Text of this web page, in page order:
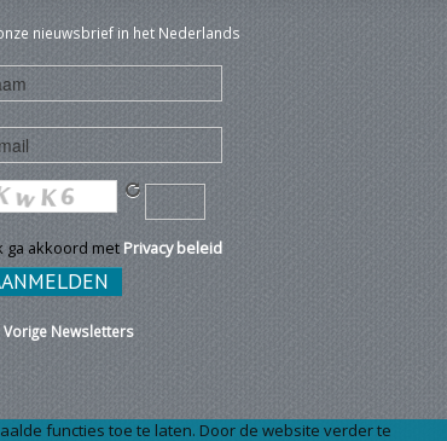
nieuwsbrief in het Nederlands
ga akkoord met Privacy beleid
Vorige Newsletters
functies toe te laten. Door de website verder te